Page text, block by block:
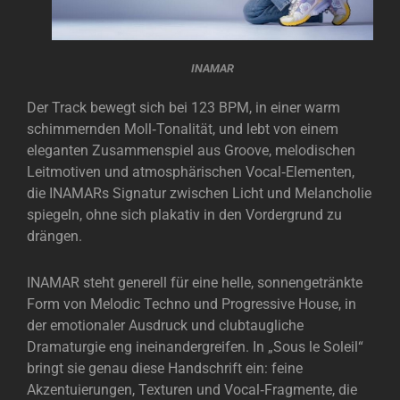
INAMAR
Der Track bewegt sich bei 123 BPM, in einer warm
schimmernden Moll‑Tonalität, und lebt von einem
eleganten Zusammenspiel aus Groove, melodischen
Leitmotiven und atmosphärischen Vocal‑Elementen,
die INAMARs Signatur zwischen Licht und Melancholie
spiegeln, ohne sich plakativ in den Vordergrund zu
drängen.
INAMAR steht generell für eine helle, sonnengetränkte
Form von Melodic Techno und Progressive House, in
der emotionaler Ausdruck und clubtaugliche
Dramaturgie eng ineinandergreifen. In „Sous le Soleil“
bringt sie genau diese Handschrift ein: feine
Akzentuierungen, Texturen und Vocal‑Fragmente, die